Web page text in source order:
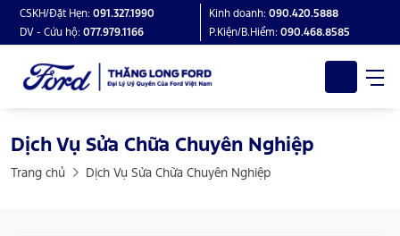
CSKH/Đặt Hẹn: 091.327.1990 Kinh doanh: 090.420.5888
DV - Cứu hộ: 077.979.1166 P.Kiện/B.Hiểm: 090.468.8585
Dịch Vụ Sửa Chữa Chuyên Nghiệp
Trang chủ Dịch Vụ Sửa Chữa Chuyên Nghiệp